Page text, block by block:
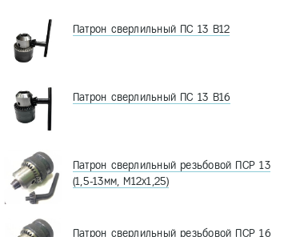
Патрон сверлильный ПС 13 В12
Патрон сверлильный ПС 13 В16
Патрон сверлильный резьбовой ПСР 13
(1,5-13мм, М12х1,25)
Патрон сверлильный резьбовой ПСР 16